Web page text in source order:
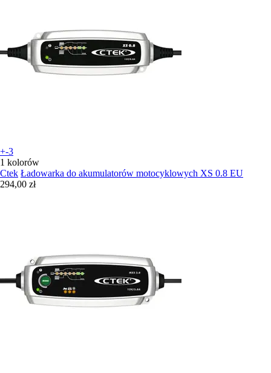
+-3
1 kolorów
Ctek Ładowarka do akumulatorów motocyklowych XS 0.8 EU
294,00 zł